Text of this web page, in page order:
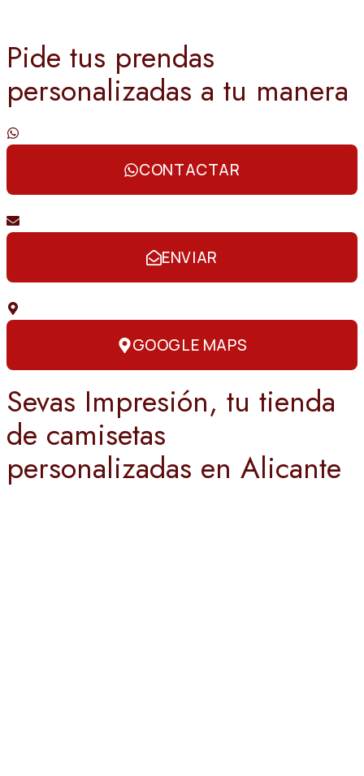
Pide tus prendas
personalizadas a tu manera
CONTACTAR
ENVIAR
GOOGLE MAPS
Sevas Impresión, tu tienda
de camisetas
personalizadas en Alicante